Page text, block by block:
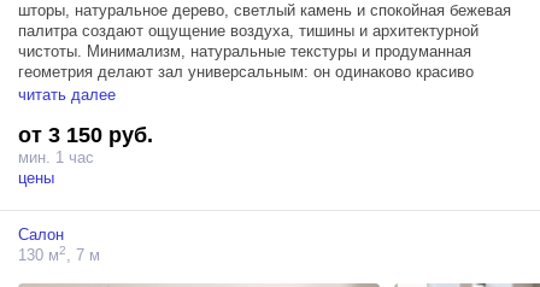
шторы, натуральное дерево, светлый камень и спокойная бежевая
палитра создают ощущение воздуха, тишины и архитектурной
чистоты. Минимализм, натуральные текстуры и продуманная
геометрия делают зал универсальным: он одинаково красиво
работает как в чистых предметных съёмках, так и в живых
Кухня оснащена передвижным островом с варочной панелью, что
сделает ее ещё более функциональным для профессиональных
Это пространство идеально подойдёт для:
— Food-съёмок
читать далее
от 3 150 руб.
мин. 1 час
цены
Салон
130 м2, 7 м